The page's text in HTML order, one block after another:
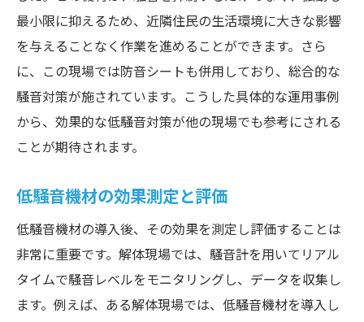
最小限に抑えるため、近隣住民の生活環境に大きな影響
を与えることなく作業を進めることができます。さら
に、この現場では防音シートも併用しており、総合的な
騒音対策が施されています。こうした具体的な運用事例
から、効果的な低騒音対策が他の現場でも参考にされる
ことが期待されます。
低騒音機材の効果測定と評価
低騒音機材の導入後、その効果を測定し評価することは
非常に重要です。解体現場では、騒音計を用いてリアル
タイムで騒音レベルをモニタリングし、データを収集し
ます。例えば、ある解体現場では、低騒音機材を導入し